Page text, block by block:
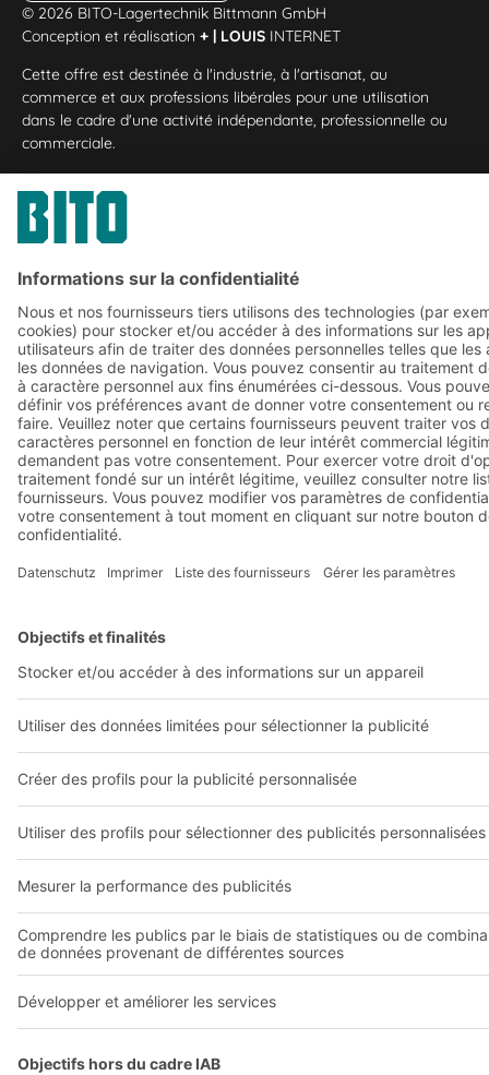
© 2026 BITO-Lagertechnik Bittmann GmbH
Conception et réalisation+ | LOUIS INTERNET
Cette offre est destinée à l'industrie, à l'artisanat, au
commerce et aux professions libérales pour une utilisation
dans le cadre d'une activité indépendante, professionnelle ou
commerciale.
Mentions légales